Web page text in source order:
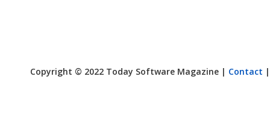
Copyright © 2022 Today Software Magazine | Contact